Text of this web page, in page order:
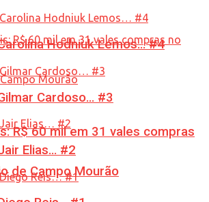
R$ 60 mil em 31 vales compras
de Campo Mourão
Hodniuk Lemos… #4
Cardoso… #3
Elias… #2